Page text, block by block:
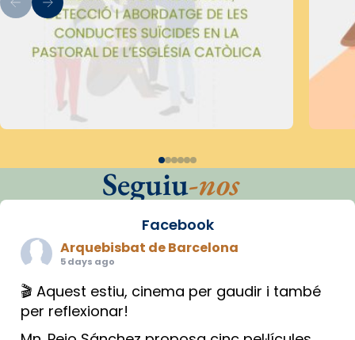
Seguiu-nos
Facebook
Arquebisbat de Barcelona
5 days ago
🎬 Aquest estiu, cinema per gaudir i també
per reflexionar!